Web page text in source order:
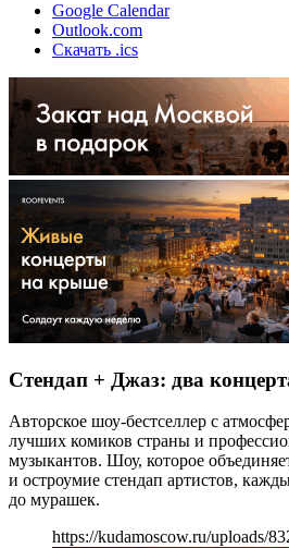
Google Calendar
Outlook.com
Скачать .ics
Стендап + Джаз: два
Авторское шоу-бестселлер с
лучших комиков страны и
музыкантов. Шоу, которое
и остроумие стендап артистов,
до мурашек.
https://kudamoscow.ru/uploads/